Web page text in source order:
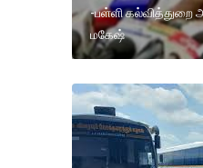
-பள்ளி
மகேஷ்